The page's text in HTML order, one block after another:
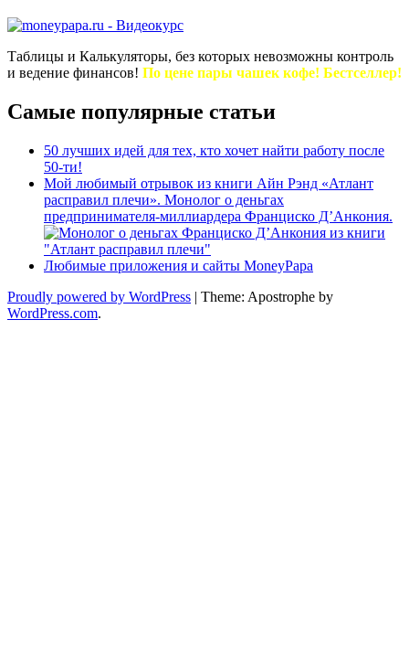
Таблицы и Калькуляторы, без которых невозможны контроль
и ведение финансов! По цене пары чашек кофе! Бестселлер!
Самые популярные статьи
50 лучших идей для тех, кто хочет найти работу после
50-ти!
Мой любимый отрывок из книги Айн Рэнд «Атлант
расправил плечи». Монолог о деньгах
предпринимателя-миллиардера Франциско Д’Анкония.
Любимые приложения и сайты MoneyPapa
Proudly powered by WordPress | Theme: Apostrophe by
WordPress.com.